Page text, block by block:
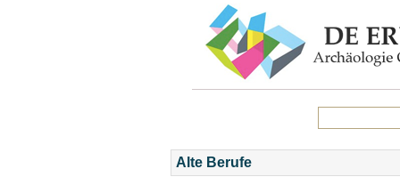
Alte Berufe